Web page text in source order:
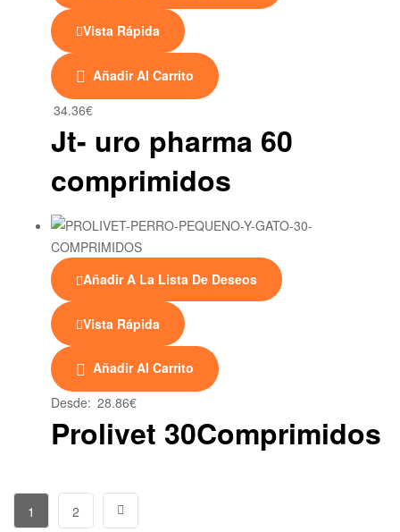
Vista Rápida
Añadir Al Carrito
34.36€
Jt- uro pharma 60
comprimidos
Añadir A La Lista De Deseos
Vista Rápida
Añadir Al Carrito
producto
variantes.
Desde: 28.86€
Prolivet 30Comprimidos
1 2